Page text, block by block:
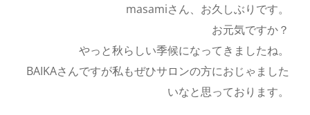
masamiさん、お久しぶりです。
お元気ですか？
やっと秋らしい季候になってきましたね。
BAIKAさんですが私もぜひサロンの方におじゃました
いなと思っております。